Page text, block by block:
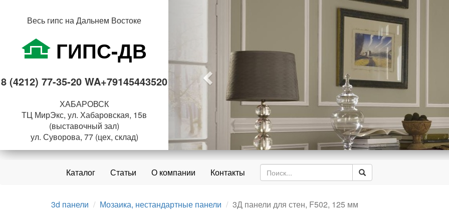
Весь гипс на Дальнем Востоке
ГИПС-ДВ
8 (4212) 77-35-20 WA+79145443520
ХАБАРОВСК
ТЦ МирЭкс, ул. Хабаровская, 15в
(выставочный зал)
ул. Суворова, 77 (цех, склад)
Пред
Каталог Статьи О компании Контакты
3d панели Мозаика, нестандартные панели 3Д панели для стен, F502, 125 мм